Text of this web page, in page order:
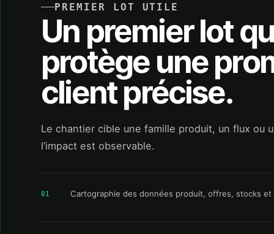
PREMIER LOT UTILE
Un premier lot
protège une
client précise.
Le chantier cible une famille produit, un flux ou
l’impact est observable.
01 Cartographie des données produit, offres, stocks et